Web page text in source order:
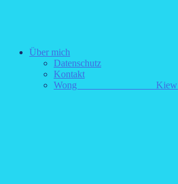
Über mich
Datenschutz
Kontakt
Wong